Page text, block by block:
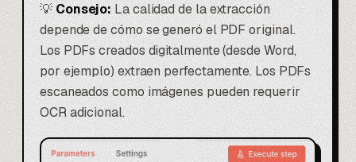
💡 Consejo: La calidad de la extracción
depende de cómo se generó el PDF original.
Los PDFs creados digitalmente (desde Word,
por ejemplo) extraen perfectamente. Los PDFs
escaneados como imágenes pueden requerir
OCR adicional.